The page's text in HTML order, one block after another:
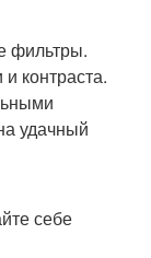
фильтры.
контраста.
удачный
себе